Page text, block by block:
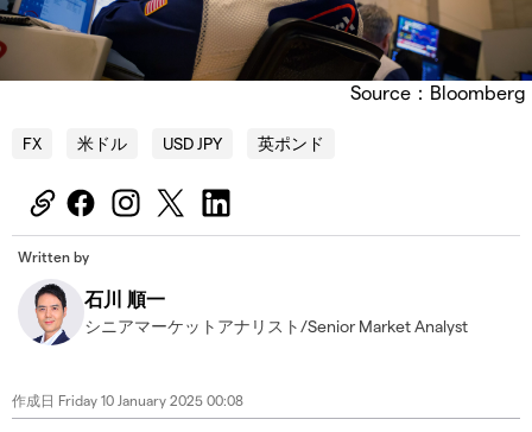
Source：Bloomberg
FX 米ドル USD JPY 英ポンド
Written by
石川 順一
シニアマーケットアナリスト/Senior Market Analyst
作成日 Friday 10 January 2025 00:08